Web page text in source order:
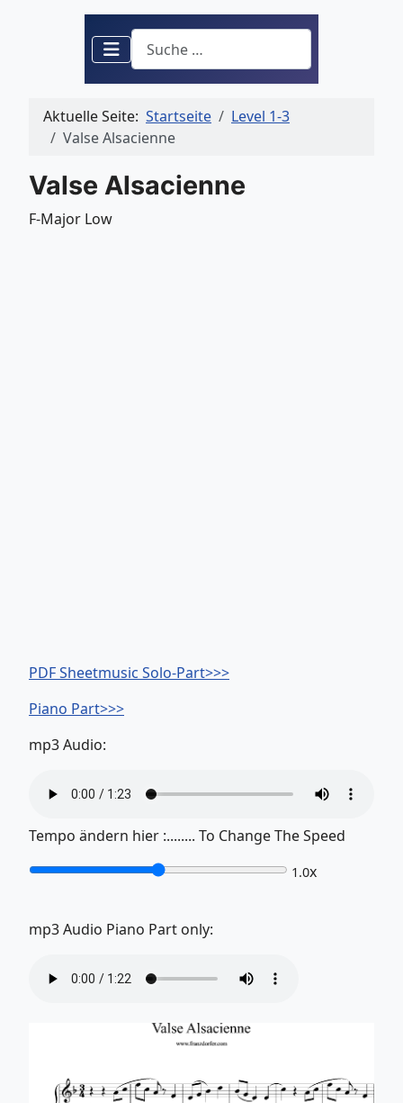
Suchen
Aktuelle Seite: Startseite
Level 1-3
Valse Alsacienne
Valse Alsacienne
F-Major Low
PDF Sheetmusic Solo-Part>>>
Piano Part>>>
mp3 Audio:
Tempo ändern hier :........ To Change The Speed
1.0x
mp3 Audio Piano Part only: